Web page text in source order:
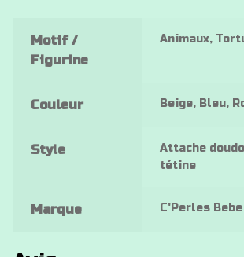
Motif /
Figurine
Animaux,
Couleur Beige, Bleu,
Style
Attache
tétine
Marque C'Perles Bebe